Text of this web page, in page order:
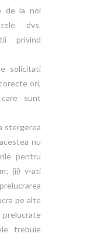
de la noi
dvs.
privind
solicitati
ori,
sunt
stergerea
nu
pentru
(ii) v-ati
pe alte
trebuie